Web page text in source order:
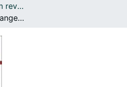
Articles publicats en revistes (Economia)
Explaining the exchange rate in the euro zone through non-tradable goods and the income effect